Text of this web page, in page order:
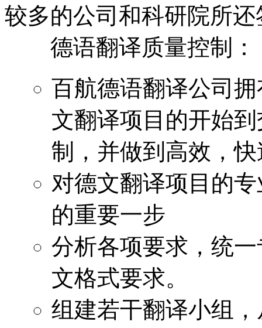
较多的公司和科研院所
德语翻译质量控制：
百航德语翻译公司
文翻译项目的开始
制，并做到高效，
对德文翻译项目的
的重要一步
分析各项要求，统
文格式要求。
组建若干翻译小组